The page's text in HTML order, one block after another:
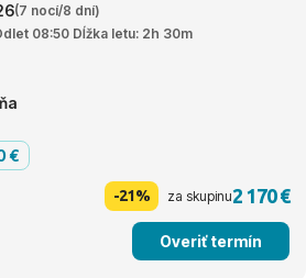
(7 nocí/8 dní)
08:50 Dĺžka letu: 2h 30m
€
-21% za skupinu2 170 €
Overiť termín